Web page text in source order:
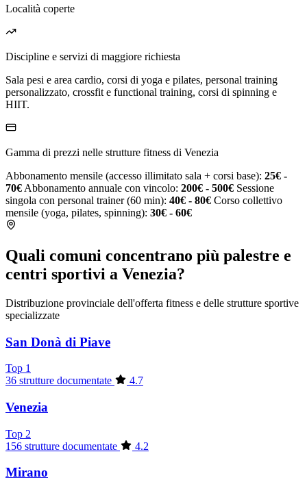
Località coperte
Discipline e servizi di maggiore richiesta
Sala pesi e area cardio, corsi di yoga e pilates, personal training
personalizzato, crossfit e functional training, corsi di spinning e
HIIT.
Gamma di prezzi nelle strutture fitness di Venezia
Abbonamento mensile (accesso illimitato sala + corsi base): 25€ -
70€ Abbonamento annuale con vincolo: 200€ - 500€ Sessione
singola con personal trainer (60 min): 40€ - 80€ Corso collettivo
mensile (yoga, pilates, spinning): 30€ - 60€
Quali comuni concentrano più palestre e
centri sportivi a Venezia?
Distribuzione provinciale dell'offerta fitness e delle strutture sportive
specializzate
San Donà di Piave
Top 1
36 strutture documentate
4.7
Venezia
Top 2
156 strutture documentate
4.2
Mirano